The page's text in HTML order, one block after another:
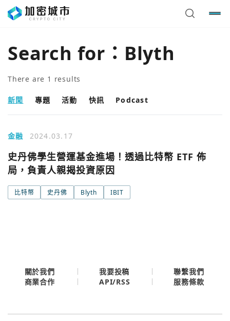
Search for： Blyth
There are 1 results
新聞 專題 活動 快訊 Podcast
金融 2024.03.17
史丹佛學生營運基金進場！透過比特幣 ETF 佈
局，負責人親揭投資原因
比特幣 史丹佛 Blyth IBIT
使用以下帳號繼續
繼續表示您已同意 服務條款與隱私政策
城市
關閉
關於我們 我要投稿
聯繫我們
商業合作
API/RSS 服務條款